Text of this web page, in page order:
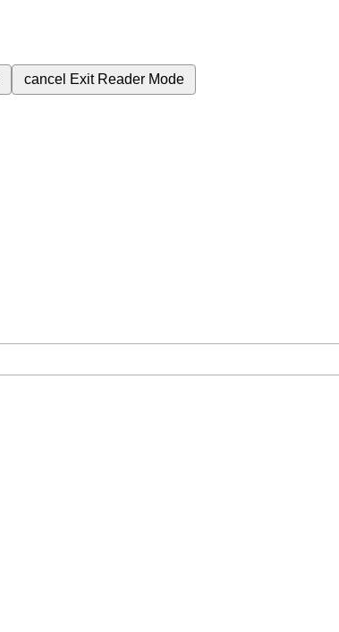
cancel Exit Reader Mode